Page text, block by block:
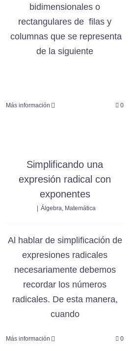
bidimensionales o
rectangulares de filas y
columnas que se representa
de la siguiente
Más información 0
Simplificando una
expresión radical con
exponentes
Álgebra, Matemática
Al hablar de simplificación de
expresiones radicales
necesariamente debemos
recordar los números
radicales. De esta manera,
cuando
Más información 0